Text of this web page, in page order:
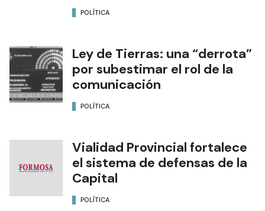
POLÍTICA
Ley de Tierras: una “derrota”
por subestimar el rol de la
comunicación
POLÍTICA
Vialidad Provincial fortalece
el sistema de defensas de la
Capital
POLÍTICA